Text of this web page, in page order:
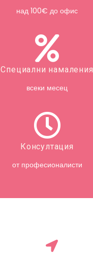
над 100€ до офис
Специални намаления
всеки месец
Консултация
от професионалисти